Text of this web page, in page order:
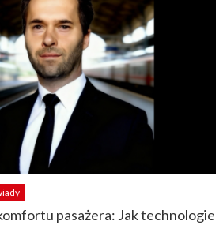
pasażera: Jak technologie